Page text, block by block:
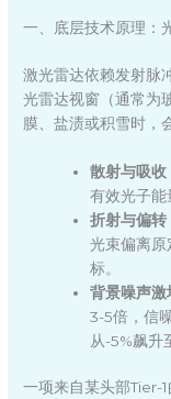
一、底层技术原理：
激光雷达依赖发射脉
光雷达视窗（通常为
膜、盐渍或积雪时，
散射与吸收
有效光子能
折射与偏转
光束偏离原
标。
背景噪声激
3-5倍，信
从-5%飙升
一项来自某头部Tier-